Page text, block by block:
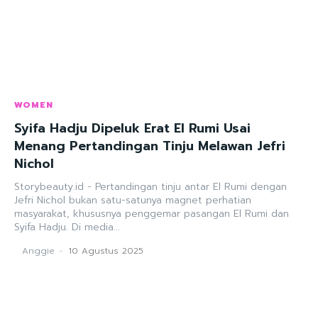
WOMEN
Syifa Hadju Dipeluk Erat El Rumi Usai
Menang Pertandingan Tinju Melawan Jefri
Nichol
Storybeauty.id - Pertandingan tinju antar El Rumi dengan
Jefri Nichol bukan satu-satunya magnet perhatian
masyarakat, khususnya penggemar pasangan El Rumi dan
Syifa Hadju. Di media...
Anggie - 10 Agustus 2025